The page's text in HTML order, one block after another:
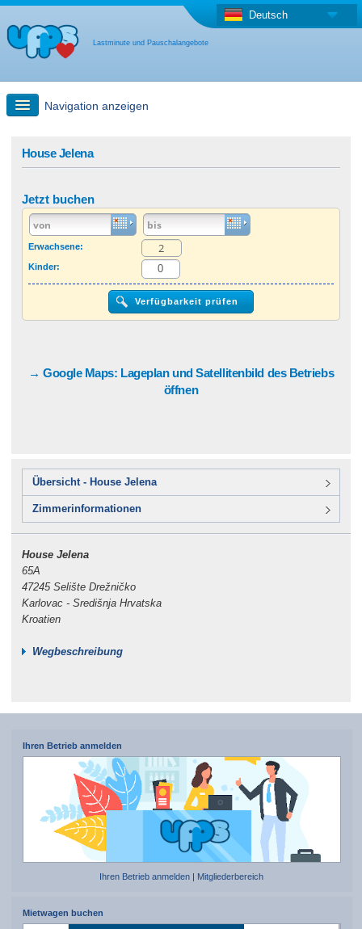
Lastminute und Pauschalangebote
Deutsch
Navigation anzeigen
Last Minute Angebot + Pauschalangebot
Anderes Land
House Jelena
Jetzt buchen
Erwachsene:
Kinder:
→ Google Maps: Lageplan und Satellitenbild des Betriebs
öffnen
Übersicht - House Jelena
Zimmerinformationen
House Jelena
65A
47245 Selište Drežničko
Karlovac - Središnja Hrvatska
Kroatien
Wegbeschreibung
Ihren Betrieb anmelden
Ihren Betrieb anmelden Mitgliederbereich
Mietwagen buchen